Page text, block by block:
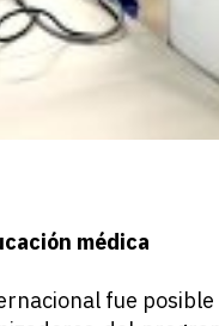
médica
fue